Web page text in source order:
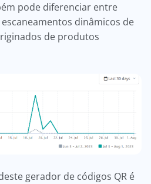
pode diferenciar entre
dinâmicos de
de produtos
gerador de códigos QR é